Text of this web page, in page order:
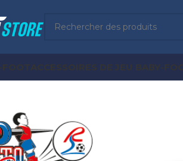
FOOTACCESSOIRES DE JEU BABY-